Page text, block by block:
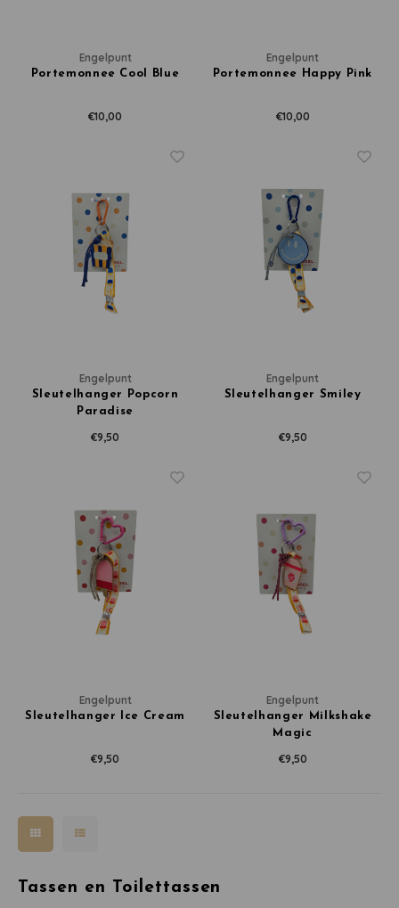
Engelpunt
Portemonnee Cool Blue
€10,00
Engelpunt
Portemonnee Happy Pink
€10,00
Engelpunt
Sleutelhanger Popcorn
Paradise
€9,50
Engelpunt
Sleutelhanger Smiley
€9,50
Engelpunt
Sleutelhanger Ice Cream
€9,50
Engelpunt
Sleutelhanger Milkshake
Magic
€9,50
Tassen en Toilettassen